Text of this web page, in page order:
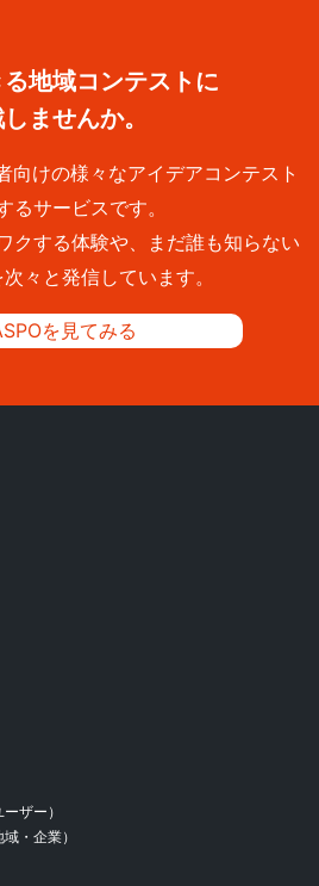
地域コンテストに
ませんか。
向けの様々なアイデアコンテスト
るサービスです。
クする体験や、まだ誰も知らない
々と発信しています。
を見てみる
ザー）
・企業）